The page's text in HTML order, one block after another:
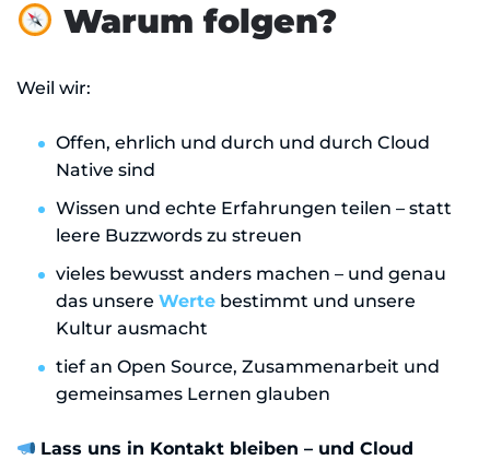
Warum folgen?
Weil wir:
Offen, ehrlich und durch und durch Cloud
Native sind
Wissen und echte Erfahrungen teilen – statt
leere Buzzwords zu streuen
vieles bewusst anders machen – und genau
das unsere Werte bestimmt und unsere
Kultur ausmacht
tief an Open Source, Zusammenarbeit und
gemeinsames Lernen glauben
Lass uns in Kontakt bleiben – und Cloud